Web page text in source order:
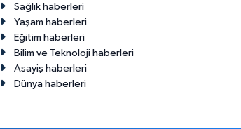
Sağlık haberleri
Yaşam haberleri
Eğitim haberleri
Bilim ve Teknoloji haberleri
Asayiş haberleri
Dünya haberleri